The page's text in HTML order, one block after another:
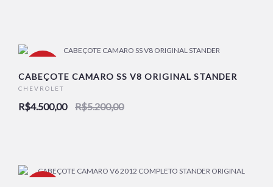
NOVO
CABEÇOTE CAMARO SS V8 ORIGINAL STANDER
CHEVROLET
R$4.500,00 R$5.200,00